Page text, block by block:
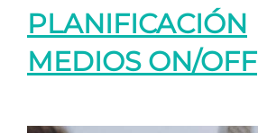
PLANIFICACIÓN
MEDIOS ON/OFF